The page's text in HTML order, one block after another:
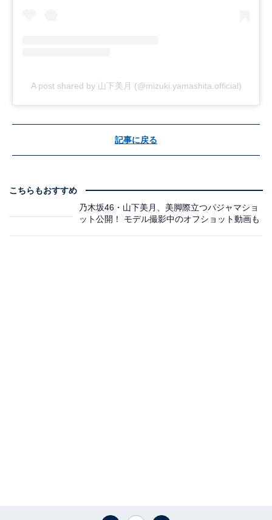
A post shared by 山下美月 (@mizuki.yamashita.official)
記事に戻る
こちらもおすすめ
乃木坂46・山下美月、美脚際立つパジャマショ
ット公開！ モデル撮影中のオフショット動画も